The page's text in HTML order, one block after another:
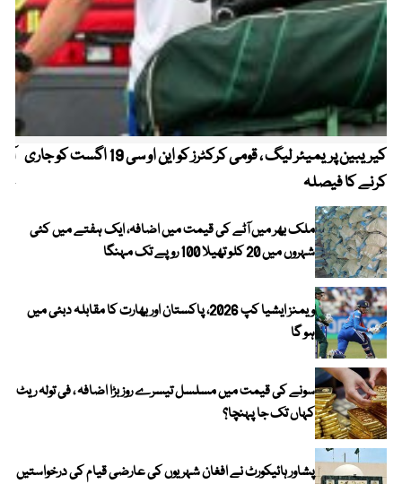
کیریبین پریمیئر لیگ ، قومی کرکٹرز کو این او سی 19 اگست کو جاری
کرنے کا فیصلہ
ملک بھر میں آٹے کی قیمت میں اضافہ، ایک ہفتے میں کئی
شہروں میں 20 کلو تھیلا 100 روپے تک مہنگا
ویمنز ایشیا کپ 2026، پاکستان اور بھارت کا مقابلہ دبئی میں
ہو گا
سونے کی قیمت میں مسلسل تیسرے روز بڑا اضافہ ، فی تولہ ریٹ
کہاں تک جا پہنچا؟
پشاور ہائیکورٹ نے افغان شہریوں کی عارضی قیام کی درخواستیں